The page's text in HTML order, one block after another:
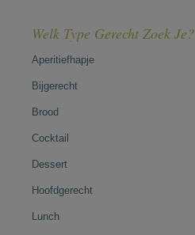
Welk Type Gerecht Zoek Je?
Aperitiefhapje
Bijgerecht
Brood
Cocktail
Dessert
Hoofdgerecht
Lunch